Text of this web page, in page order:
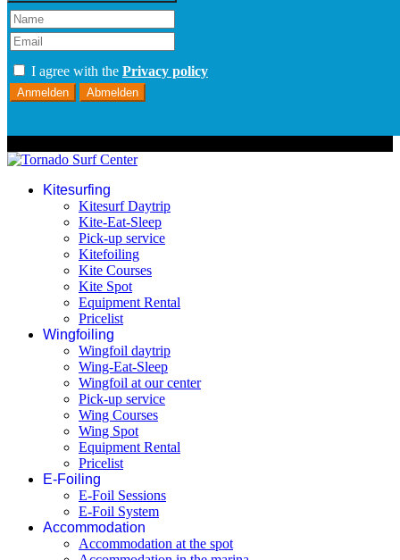
I agree with the Privacy policy
Anmelden Abmelden
Kitesurfing
Kitesurf Daytrip
Kite-Eat-Sleep
Pick-up service
Kitefoiling
Kite Courses
Kite Spot
Equipment Rental
Pricelist
Wingfoiling
Wingfoil daytrip
Wing-Eat-Sleep
Wingfoil at our center
Pick-up service
Wing Courses
Wing Spot
Equipment Rental
Pricelist
E-Foiling
E-Foil Sessions
E-Foil System
Accommodation
Accommodation at the spot